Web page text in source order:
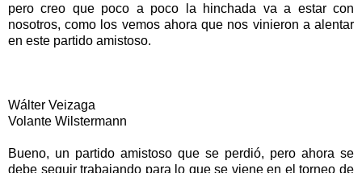
pero creo que poco a poco la hinchada va a estar con
nosotros, como los vemos ahora que nos vinieron a alentar
en este partido amistoso.
Wálter Veizaga
Volante Wilstermann
Bueno, un partido amistoso que se perdió, pero ahora se
debe seguir trabajando para lo que se viene en el torneo de